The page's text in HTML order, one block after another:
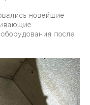
новейшие
после